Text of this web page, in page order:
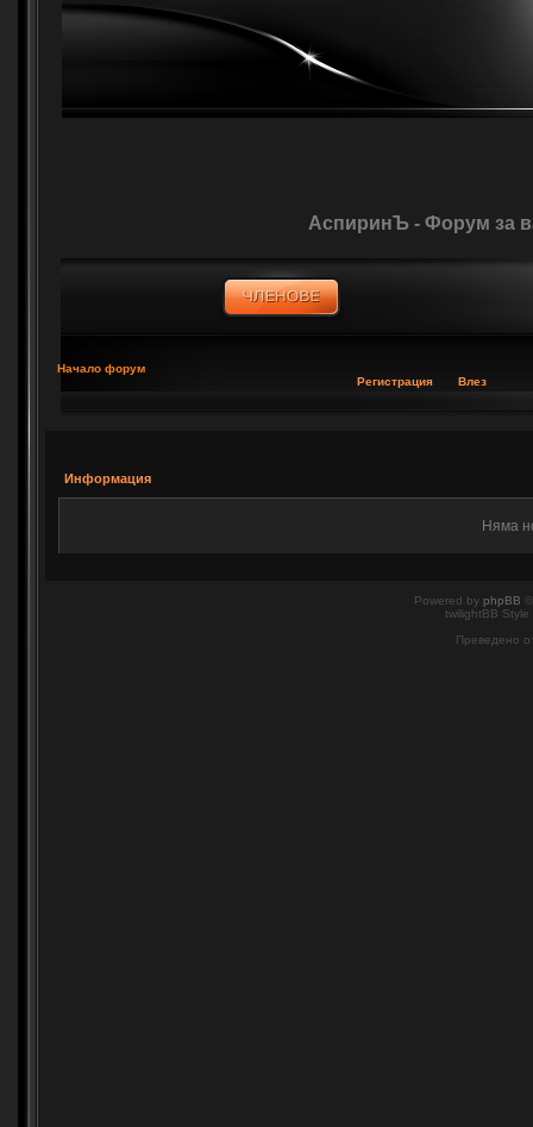
АспиринЪ - Форум за
Начало форум
Регистрация
Влез
Информация
Няма
Powered by phpBB
twilightBB
Преведено